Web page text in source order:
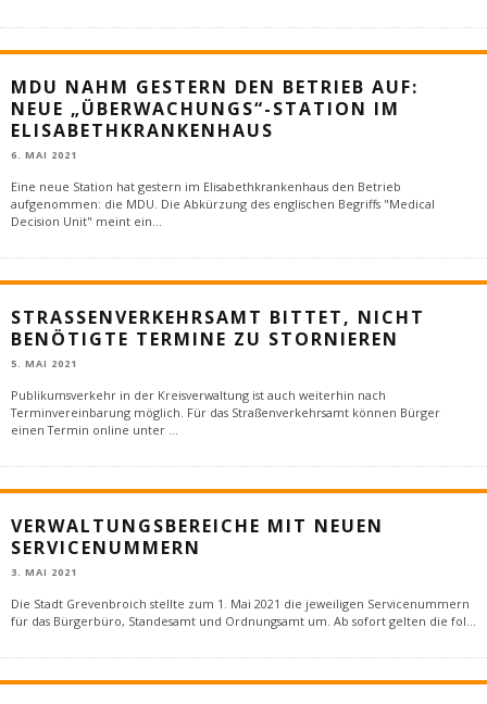
MDU NAHM GESTERN DEN BETRIEB AUF:
NEUE „ÜBERWACHUNGS“-STATION IM
ELISABETHKRANKENHAUS
6. MAI 2021
Eine neue Station hat gestern im Elisabethkrankenhaus den Betrieb
aufgenommen: die MDU. Die Abkürzung des englischen Begriffs "Medical
Decision Unit" meint ein...
STRASSENVERKEHRSAMT BITTET, NICHT B
ENÖTIGTE TERMINE ZU STORNIEREN
5. MAI 2021
Publikumsverkehr in der Kreisverwaltung ist auch weiterhin nach
Terminvereinbarung möglich. Für das Straßenverkehrsamt können Bürger
einen Termin online unter ...
VERWALTUNGSBEREICHE MIT NEUEN
SERVICENUMMERN
3. MAI 2021
Die Stadt Grevenbroich stellte zum 1. Mai 2021 die jeweiligen Servicenummern
für das Bürgerbüro, Standesamt und Ordnungsamt um. Ab sofort gelten die fol...